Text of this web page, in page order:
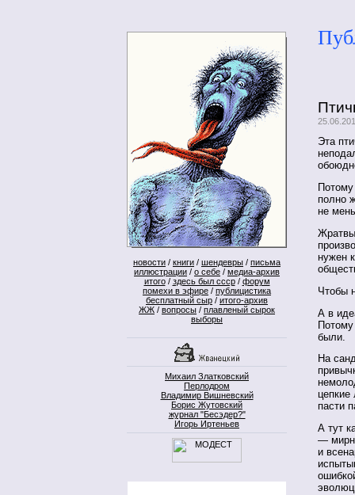
новости / книги / шендевры / письма
иллюстрации / о себе / медиа-архив
итого/ здесь был ссср/ форум
помехи в эфире / публицистика
бесплатный сыр / итого-архив
ЖЖ / вопросы / плавленый сырок
выборы
Михаил Златковский
Перлодром
Владимир Вишневский
Борис Жутовский
журнал "Бесэдер?"
Игорь Иртеньев
Эта
полно
не
Жратвы
нужен
Чтобы
А в
были.
На
пасти
А тут
—
и